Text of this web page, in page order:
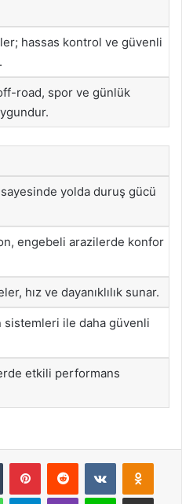
hassas kontrol ve güvenli
road, spor ve günlük
yolda duruş gücü
engebeli arazilerde konfor
hız ve dayanıklılık sunar.
sistemleri ile daha güvenli
etkili performans
Tumblr PinterestReddit VKontakte
WhatsAppTelegramViber Line E-Posta ile